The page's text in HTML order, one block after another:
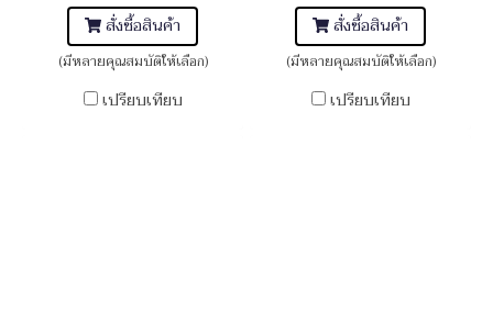
สั่งซื้อสินค้า
(มีหลายคุณสมบัติให้เลือก)
เปรียบเทียบ
สั่งซื้อสินค้า
(มีหลายคุณสมบัติให้เลือก)
เปรียบเทียบ